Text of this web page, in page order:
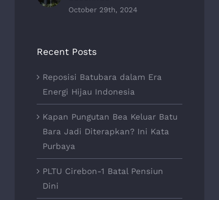
October 29th, 2024
Recent Posts
Reposisi Batubara dalam Era
Energi Hijau Indonesia
Kapan Pungutan Bea Keluar Batu
Bara Jadi Diterapkan? Ini Kata
Purbaya
PLTU Cirebon-1 Batal Pensiun
Dini